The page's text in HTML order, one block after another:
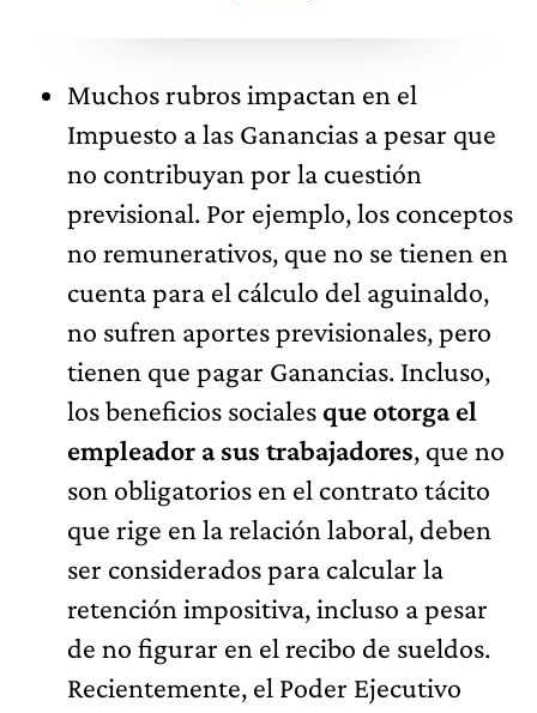
Muchos rubros impactan en el
Impuesto a las Ganancias a pesar que
no contribuyan por la cuestión
previsional. Por ejemplo, los conceptos
no remunerativos, que no se tienen en
cuenta para el cálculo del aguinaldo,
no sufren aportes previsionales, pero
tienen que pagar Ganancias. Incluso,
los beneficios sociales que otorga el
empleador a sus trabajadores, que no
son obligatorios en el contrato tácito
que rige en la relación laboral, deben
ser considerados para calcular la
retención impositiva, incluso a pesar
de no figurar en el recibo de sueldos.
Recientemente, el Poder Ejecutivo